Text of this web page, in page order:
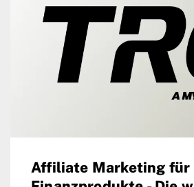
Affiliate Marketing für